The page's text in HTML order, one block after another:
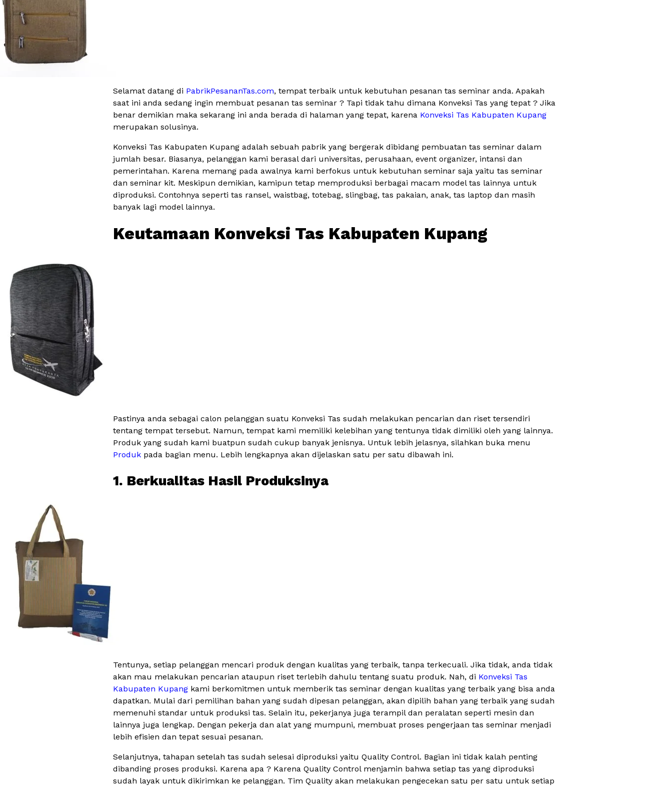
Selamat datang di PabrikPesananTas.com, tempat terbaik untuk kebutuhan pesanan tas seminar anda. Apakah
saat ini anda sedang ingin membuat pesanan tas seminar ? Tapi tidak tahu dimana Konveksi Tas yang tepat ? Jika
benar demikian maka sekarang ini anda berada di halaman yang tepat, karena Konveksi Tas Kabupaten Kupang
merupakan solusinya.
Konveksi Tas Kabupaten Kupang adalah sebuah pabrik yang bergerak dibidang pembuatan tas seminar dalam
jumlah besar. Biasanya, pelanggan kami berasal dari universitas, perusahaan, event organizer, intansi dan
pemerintahan. Karena memang pada awalnya kami berfokus untuk kebutuhan seminar saja yaitu tas seminar
dan seminar kit. Meskipun demikian, kamipun tetap memproduksi berbagai macam model tas lainnya untuk
diproduksi. Contohnya seperti tas ransel, waistbag, totebag, slingbag, tas pakaian, anak, tas laptop dan masih
banyak lagi model lainnya.
Keutamaan Konveksi Tas Kabupaten Kupang
Pastinya anda sebagai calon pelanggan suatu Konveksi Tas sudah melakukan pencarian dan riset tersendiri
tentang tempat tersebut. Namun, tempat kami memiliki kelebihan yang tentunya tidak dimiliki oleh yang lainnya.
Produk yang sudah kami buatpun sudah cukup banyak jenisnya. Untuk lebih jelasnya, silahkan buka menu
Produk pada bagian menu. Lebih lengkapnya akan dijelaskan satu per satu dibawah ini.
1. Berkualitas Hasil Produksinya
Tentunya, setiap pelanggan mencari produk dengan kualitas yang terbaik, tanpa terkecuali. Jika tidak, anda tidak
akan mau melakukan pencarian ataupun riset terlebih dahulu tentang suatu produk. Nah, di Konveksi Tas
Kabupaten Kupang kami berkomitmen untuk memberik tas seminar dengan kualitas yang terbaik yang bisa anda
dapatkan. Mulai dari pemilihan bahan yang sudah dipesan pelanggan, akan dipilih bahan yang terbaik yang sudah
memenuhi standar untuk produksi tas. Selain itu, pekerjanya juga terampil dan peralatan seperti mesin dan
lainnya juga lengkap. Dengan pekerja dan alat yang mumpuni, membuat proses pengerjaan tas seminar menjadi
lebih efisien dan tepat sesuai pesanan.
Selanjutnya, tahapan setelah tas sudah selesai diproduksi yaitu Quality Control. Bagian ini tidak kalah penting
dibanding proses produksi. Karena apa ? Karena Quality Control menjamin bahwa setiap tas yang diproduksi
sudah layak untuk dikirimkan ke pelanggan. Tim Quality akan melakukan pengecekan satu per satu untuk setiap